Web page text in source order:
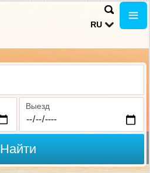
RU
Выезд
Найти